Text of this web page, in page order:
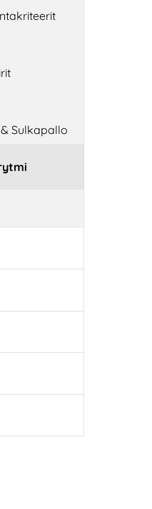
Sulkapallo